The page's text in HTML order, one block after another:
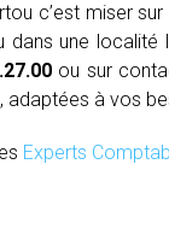
c’est miser
une localité
ou sur
adaptées à vos
Experts